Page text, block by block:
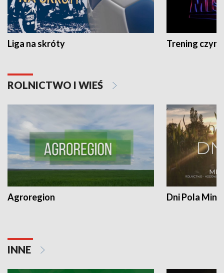
Liga na skróty Trening czyni
ROLNICTWO I WIEŚ
Agroregion Dni Pola
INNE